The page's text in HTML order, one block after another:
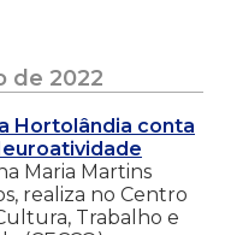
de 2022
Hortolândia conta
Maria Martins
realiza no Centro
Trabalho e